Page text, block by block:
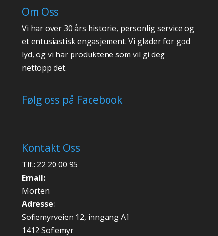
Om Oss
Vi har over 30 års historie, personlig service og
et entusiastisk engasjement. Vi gløder for god
lyd, og vi har produktene som vil gi deg
nettopp det.
Følg oss på Facebook
Kontakt Oss
Tlf.: 22 20 00 95
Email:
Morten
Adresse:
Sofiemyrveien 12, inngang A1
1412 Sofiemyr